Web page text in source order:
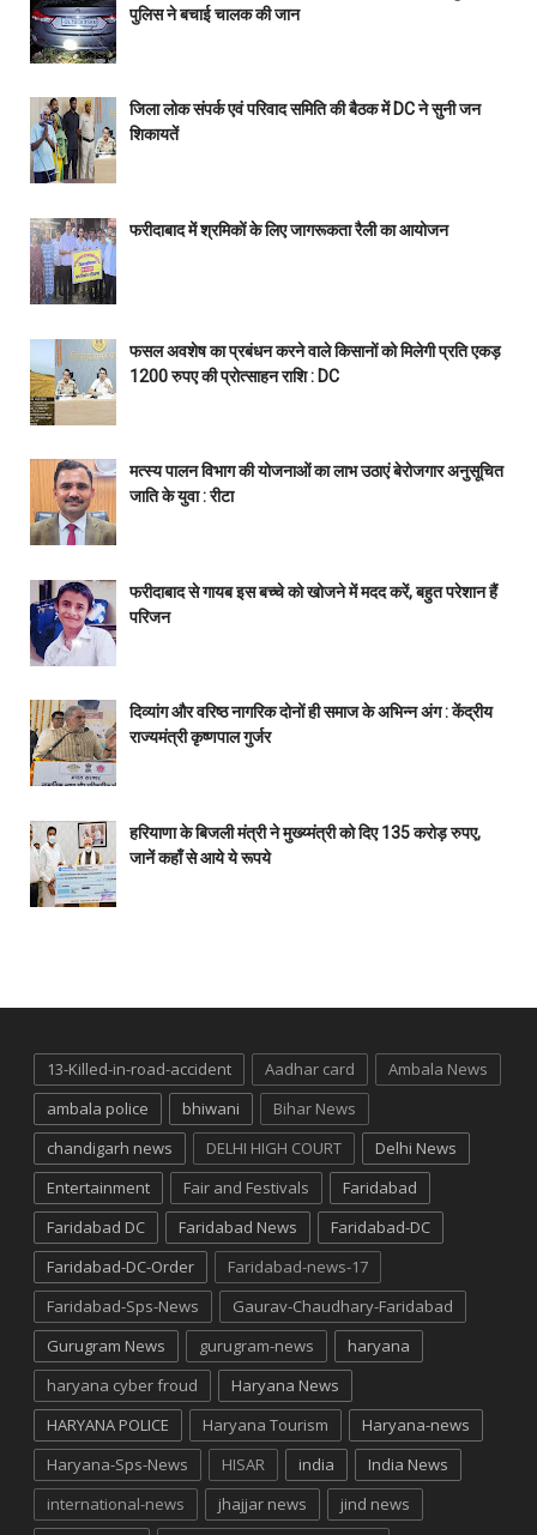
पुलिस ने बचाई चालक की जान
जिला लोक संपर्क एवं परिवाद समिति की बैठक में DC ने सुनी जन
शिकायतें
फरीदाबाद में श्रमिकों के लिए जागरूकता रैली का आयोजन
फसल अवशेष का प्रबंधन करने वाले किसानों को मिलेगी प्रति एकड़
1200 रुपए की प्रोत्साहन राशि : DC
मत्स्य पालन विभाग की योजनाओं का लाभ उठाएं बेरोजगार अनुसूचित
जाति के युवा : रीटा
फरीदाबाद से गायब इस बच्चे को खोजने में मदद करें, बहुत परेशान हैं
परिजन
दिव्यांग और वरिष्ठ नागरिक दोनों ही समाज के अभिन्न अंग : केंद्रीय
राज्यमंत्री कृष्णपाल गुर्जर
हरियाणा के बिजली मंत्री ने मुख्य्मंत्री को दिए 135 करोड़ रुपए,
जानें कहाँ से आये ये रूपये
13-Killed-in-road-accident Aadhar card
Ambala News
ambala police
bhiwani
Bihar News
chandigarh news
DELHI HIGH COURT
Delhi News
Entertainment
Fair and Festivals
Faridabad
Faridabad DC
Faridabad News
Faridabad-DC
Faridabad-DC-Order
Faridabad-news-17
Faridabad-Sps-News
Gaurav-Chaudhary-Faridabad
Gurugram News
gurugram-news
haryana
haryana cyber froud
Haryana News
HARYANA POLICE
Haryana Tourism
Haryana-news
Haryana-Sps-News
HISAR india
India News
international-news
jhajjar news
jind news